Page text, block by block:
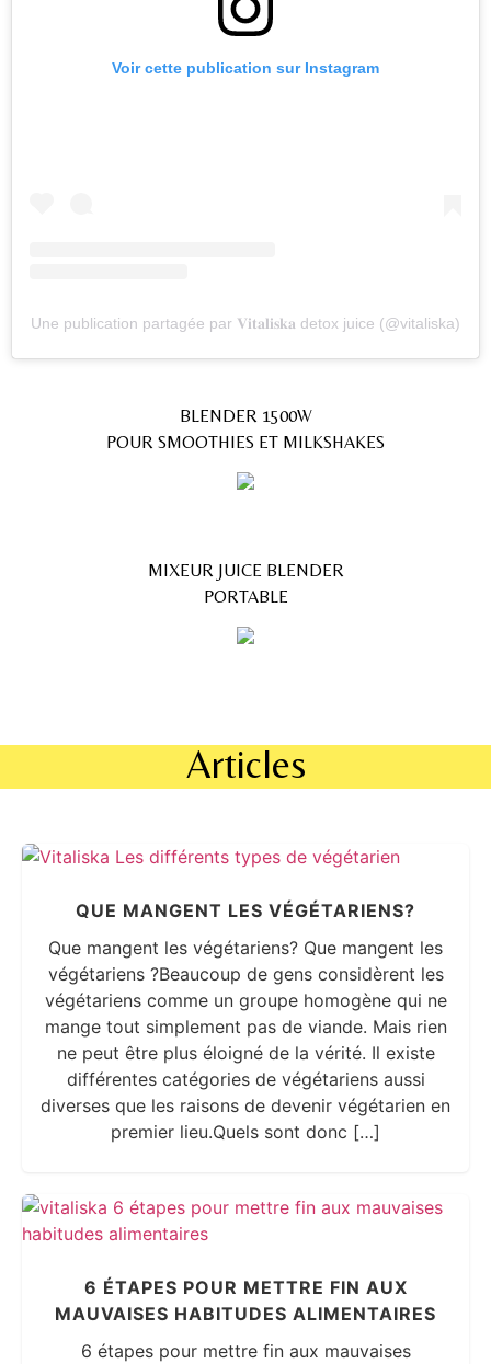
Voir cette publication sur Instagram
Une publication partagée par 𝐕𝐢𝐭𝐚𝐥𝐢𝐬𝐤𝐚 detox juice (@vitaliska)
BLENDER 1500W
POUR SMOOTHIES ET MILKSHAKES
MIXEUR JUICE BLENDER
PORTABLE
Articles
QUE MANGENT LES VÉGÉTARIENS?
Que mangent les végétariens? Que mangent les
végétariens ?Beaucoup de gens considèrent les
végétariens comme un groupe homogène qui ne
mange tout simplement pas de viande. Mais rien
ne peut être plus éloigné de la vérité. Il existe
différentes catégories de végétariens aussi
diverses que les raisons de devenir végétarien en
premier lieu.Quels sont donc […]
6 ÉTAPES POUR METTRE FIN AUX
MAUVAISES HABITUDES ALIMENTAIRES
6 étapes pour mettre fin aux mauvaises